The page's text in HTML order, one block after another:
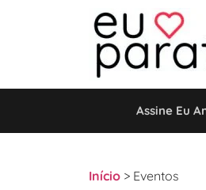
Assine Eu
Início > Eventos